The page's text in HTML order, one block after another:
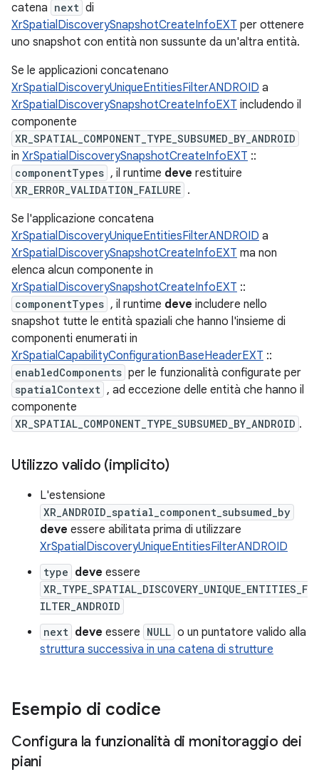
catena next di
XrSpatialDiscoverySnapshotCreateInfoEXT per ottenere
uno snapshot con entità non sussunte da un'altra entità.
Se le applicazioni concatenano
XrSpatialDiscoveryUniqueEntitiesFilterANDROID a
XrSpatialDiscoverySnapshotCreateInfoEXT includendo il
componente
XR_SPATIAL_COMPONENT_TYPE_SUBSUMED_BY_ANDROID
in XrSpatialDiscoverySnapshotCreateInfoEXT ::
componentTypes , il runtime deve restituire
XR_ERROR_VALIDATION_FAILURE .
Se l'applicazione concatena
XrSpatialDiscoveryUniqueEntitiesFilterANDROID a
XrSpatialDiscoverySnapshotCreateInfoEXT ma non
elenca alcun componente in
XrSpatialDiscoverySnapshotCreateInfoEXT ::
componentTypes , il runtime deve includere nello
snapshot tutte le entità spaziali che hanno l'insieme di
componenti enumerati in
XrSpatialCapabilityConfigurationBaseHeaderEXT ::
enabledComponents per le funzionalità configurate per
spatialContext , ad eccezione delle entità che hanno il
componente
XR_SPATIAL_COMPONENT_TYPE_SUBSUMED_BY_ANDROID .
Utilizzo valido (implicito)
L'estensione
XR_ANDROID_spatial_component_subsumed_by
deve essere abilitata prima di utilizzare
XrSpatialDiscoveryUniqueEntitiesFilterANDROID
type deve essere
XR_TYPE_SPATIAL_DISCOVERY_UNIQUE_ENTITIES_F
ILTER_ANDROID
next deve essere NULL o un puntatore valido alla
struttura successiva in una catena di strutture
Esempio di codice
Configura la funzionalità di monitoraggio dei
piani